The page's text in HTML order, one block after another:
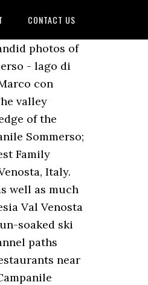
CONTACT US
photos of
- lago di
con
valley
of the
Sommerso;
Family
Italy.
well as much
Val Venosta
soaked ski
paths
near